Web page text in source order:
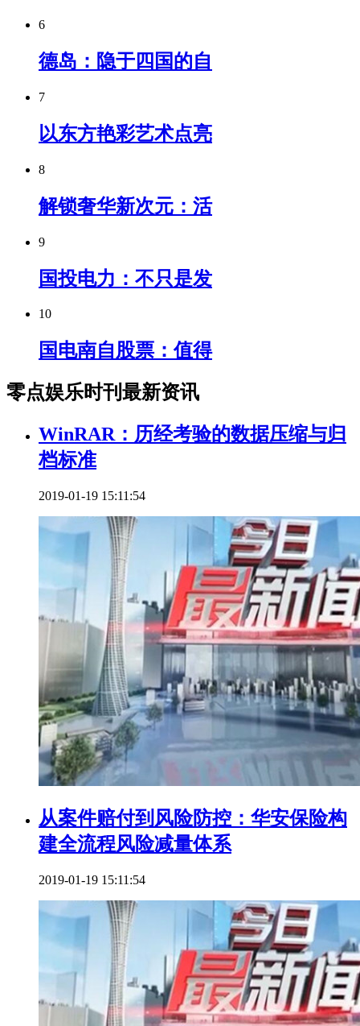
6
德岛：隐于四国的自
7
以东方艳彩艺术点亮
8
解锁奢华新次元：活
9
国投电力：不只是发
10
国电南自股票：值得
零点娱乐时刊最新资讯
WinRAR：历经考验的数据压缩与归
档标准
2019-01-19 15:11:54
从案件赔付到风险防控：华安保险构
建全流程风险减量体系
2019-01-19 15:11:54